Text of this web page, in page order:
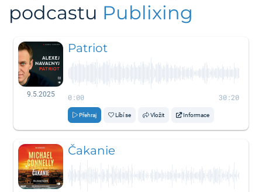
podcastu Publixing
9.5.2025
Patriot
0:00 30:20
Přehraj Líbí se Vložit Informace
Čakanie